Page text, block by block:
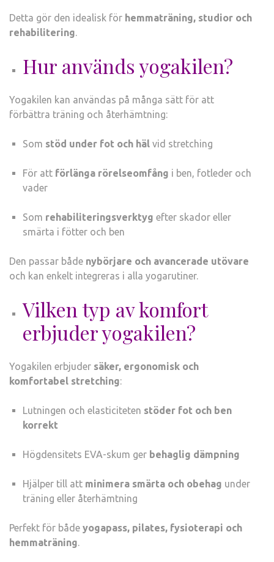
Detta gör den idealisk för hemmaträning, studior och
rehabilitering.
Hur används yogakilen?
Yogakilen kan användas på många sätt för att
förbättra träning och återhämtning:
Som stöd under fot och häl vid stretching
För att förlänga rörelseomfång i ben, fotleder och
vader
Som rehabiliteringsverktyg efter skador eller
smärta i fötter och ben
Den passar både nybörjare och avancerade utövare
och kan enkelt integreras i alla yogarutiner.
Vilken typ av komfort
erbjuder yogakilen?
Yogakilen erbjuder säker, ergonomisk och
komfortabel stretching:
Lutningen och elasticiteten stöder fot och ben
korrekt
Högdensitets EVA-skum ger behaglig dämpning
Hjälper till att minimera smärta och obehag under
träning eller återhämtning
Perfekt för både yogapass, pilates, fysioterapi och
hemmaträning.